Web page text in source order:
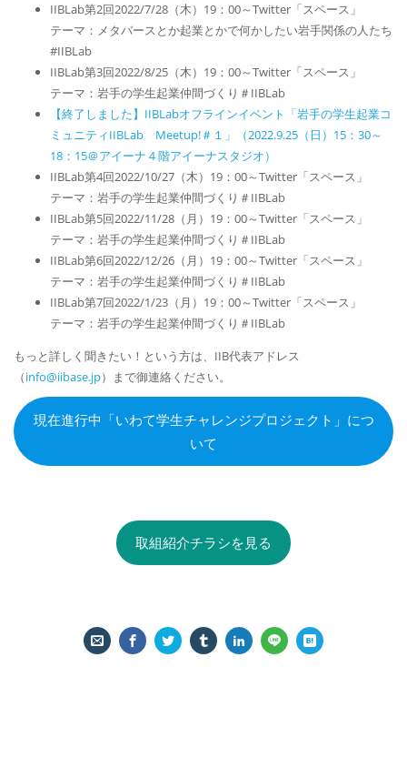
IIBLab第2回2022/7/28（木）19：00～Twitter「スペース」
テーマ：メタバースとか起業とかで何かしたい岩手関係の人たち
#IIBLab
IIBLab第3回2022/8/25（木）19：00～Twitter「スペース」
テーマ：岩手の学生起業仲間づくり＃IIBLab
【終了しました】IIBLabオフラインイベント「岩手の学生起業コ
ミュニティIIBLab Meetup!＃１」（2022.9.25（日）15：30～
18：15＠アイーナ４階アイーナスタジオ）
IIBLab第4回2022/10/27（木）19：00～Twitter「スペース」
テーマ：岩手の学生起業仲間づくり＃IIBLab
IIBLab第5回2022/11/28（月）19：00～Twitter「スペース」
テーマ：岩手の学生起業仲間づくり＃IIBLab
IIBLab第6回2022/12/26（月）19：00～Twitter「スペース」
テーマ：岩手の学生起業仲間づくり＃IIBLab
IIBLab第7回2022/1/23（月）19：00～Twitter「スペース」
テーマ：岩手の学生起業仲間づくり＃IIBLab
もっと詳しく聞きたい！という方は、IIB代表アドレス
（info@iibase.jp）まで御連絡ください。
現在進行中「いわて学生チャレンジプロジェクト」につ
いて
取組紹介チラシを見る